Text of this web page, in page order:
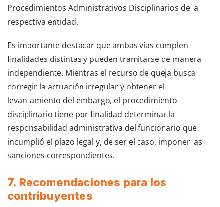
Procedimientos Administrativos Disciplinarios de la
respectiva entidad.
Es importante destacar que ambas vías cumplen
finalidades distintas y pueden tramitarse de manera
independiente. Mientras el recurso de queja busca
corregir la actuación irregular y obtener el
levantamiento del embargo, el procedimiento
disciplinario tiene por finalidad determinar la
responsabilidad administrativa del funcionario que
incumplió el plazo legal y, de ser el caso, imponer las
sanciones correspondientes.
7. Recomendaciones para los
contribuyentes